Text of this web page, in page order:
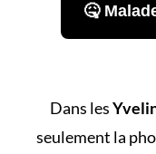
🤒
Dans les
seulement la